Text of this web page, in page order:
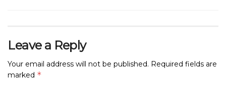
Leave a Reply
Your email address will not be published. Required fields are
marked *